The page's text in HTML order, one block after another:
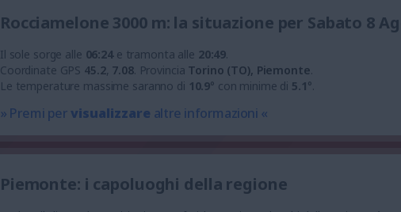
Rocciamelone 3000 m: la situazione per Sabato 8
Il sole sorge alle 06:24e tramonta alle 20:49.
Coordinate GPS 45.2, 7.08. Provincia Torino (TO), Piemonte.
Le temperature massime saranno di 10.9° con minime di 5.1°.
» Premi pervisualizzare altre informazioni «
Piemonte: i capoluoghi della regione